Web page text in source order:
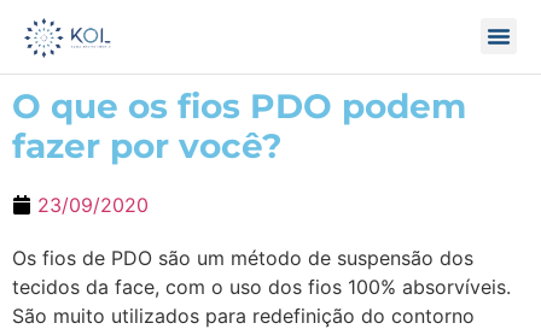
O que os fios PDO podem
fazer por você?
23/09/2020
Os fios de PDO são um método de suspensão dos
tecidos da face, com o uso dos fios 100% absorvíveis.
São muito utilizados para redefinição do contorno